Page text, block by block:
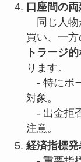
口座間の
同じ人物
買い、一
トラージ
ります。
- 特にボ
対象。
- 出金拒
注意。
経済指標